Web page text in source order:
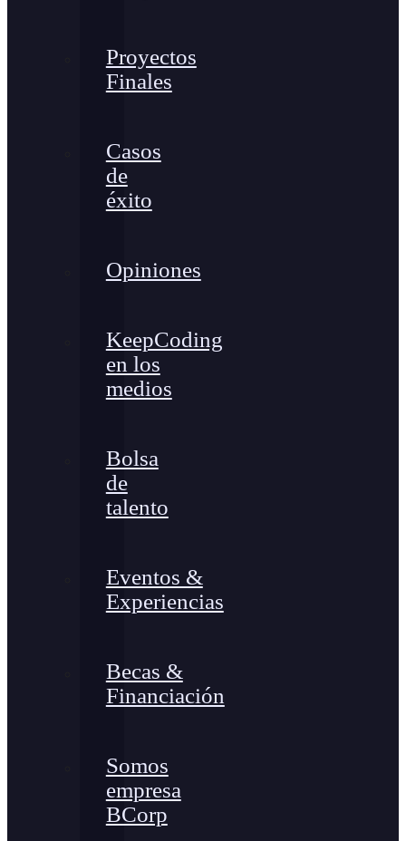
Proyectos
Finales
Casos
de
éxito
Opiniones
KeepCoding
en los
medios
Bolsa
de
talento
Eventos &
Experiencias
Becas &
Financiación
Somos
empresa
BCorp